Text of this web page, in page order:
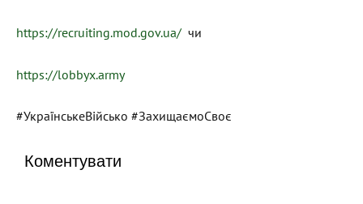
https://recruiting.mod.gov.ua/ чи
https://lobbyx.army
#УкраїнськеВійсько #ЗахищаємоСвоє
Коментувати